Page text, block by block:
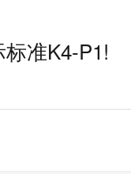
准K4-P1!